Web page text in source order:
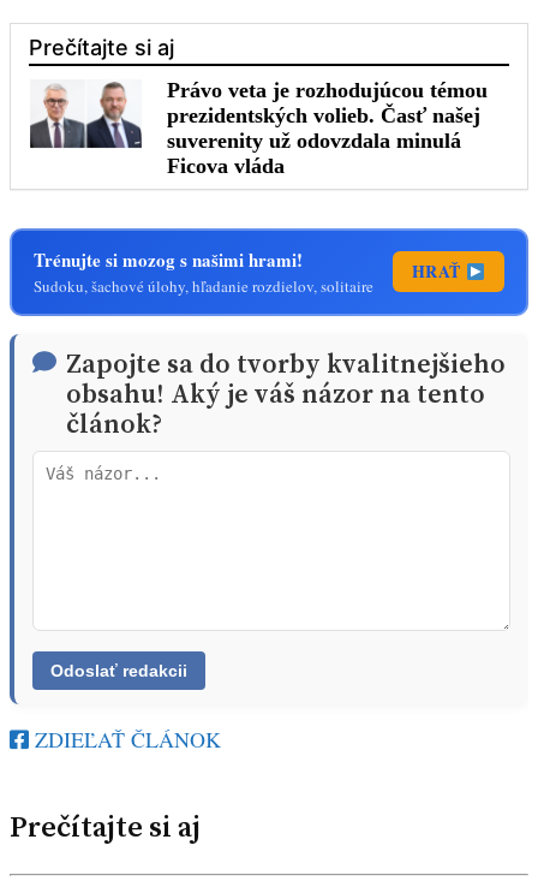
Trénujte si mozog s našimi hrami!
Sudoku, šachové úlohy, hľadanie rozdielov, solitaire
HRAŤ
Zapojte sa do tvorby kvalitnejšieho
obsahu! Aký je váš názor na tento
článok?
ZDIEĽAŤ ČLÁNOK
Prečítajte si aj